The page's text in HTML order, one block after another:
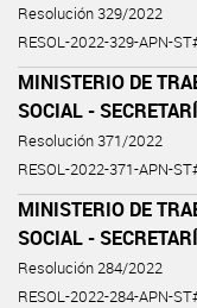
Resolución 329/2022
RESOL-2022-329-APN-
MINISTERIO DE
SOCIAL -
Resolución 371/2022
RESOL-2022-371-APN-
MINISTERIO DE
SOCIAL -
Resolución 284/2022
RESOL-2022-284-APN-